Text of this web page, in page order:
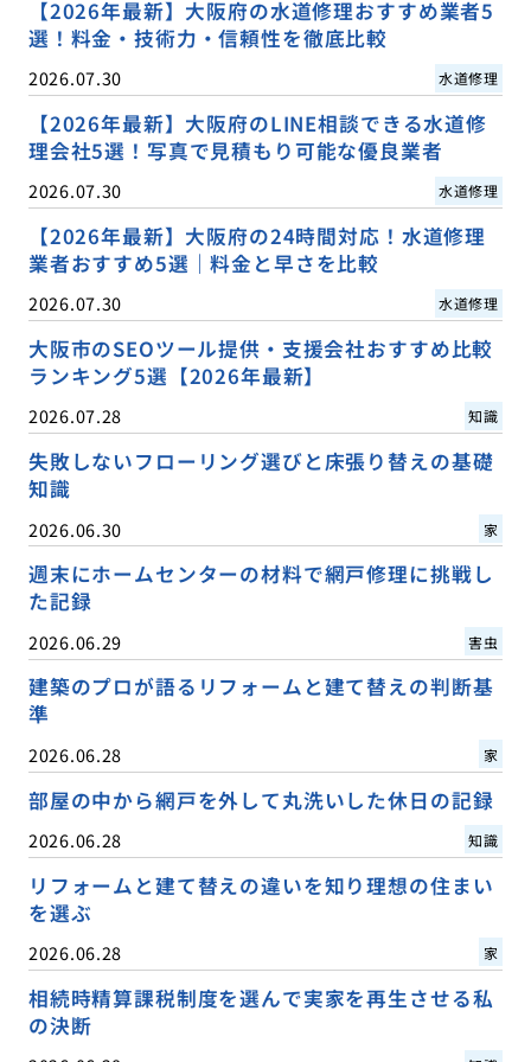
【2026年最新】大阪府の水道修理おすすめ業者5
選！料金・技術力・信頼性を徹底比較
2026.07.30 水道修理
【2026年最新】大阪府のLINE相談できる水道修
理会社5選！写真で見積もり可能な優良業者
2026.07.30 水道修理
【2026年最新】大阪府の24時間対応！水道修理
業者おすすめ5選｜料金と早さを比較
2026.07.30 水道修理
大阪市のSEOツール提供・支援会社おすすめ比較
ランキング5選【2026年最新】
2026.07.28 知識
失敗しないフローリング選びと床張り替えの基礎
知識
2026.06.30 家
週末にホームセンターの材料で網戸修理に挑戦し
た記録
2026.06.29 害虫
建築のプロが語るリフォームと建て替えの判断基
準
2026.06.28 家
部屋の中から網戸を外して丸洗いした休日の記録
2026.06.28 知識
リフォームと建て替えの違いを知り理想の住まい
を選ぶ
2026.06.28 家
相続時精算課税制度を選んで実家を再生させる私
の決断